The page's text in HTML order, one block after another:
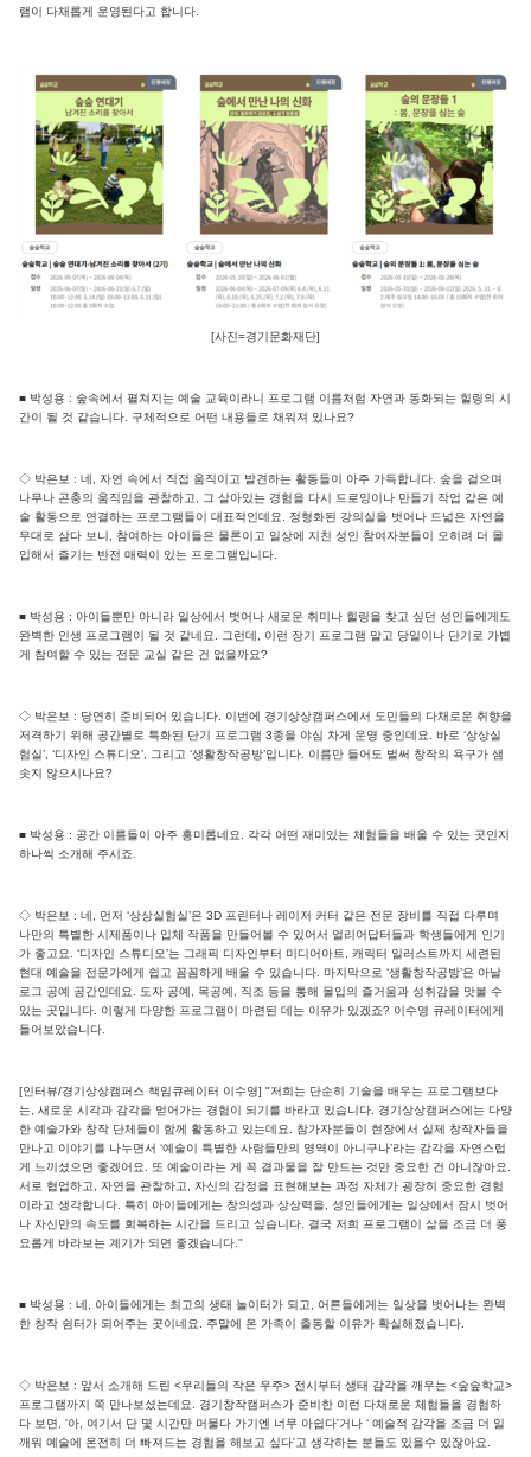
램이 다채롭게 운영된다고 합니다.
[사진=경기문화재단]
■ 박성용 : 숲속에서 펼쳐지는 예술 교육이라니 프로그램 이름처럼 자연과 동화되는 힐링의 시
간이 될 것 같습니다. 구체적으로 어떤 내용들로 채워져 있나요?
◇ 박은보 : 네, 자연 속에서 직접 움직이고 발견하는 활동들이 아주 가득합니다. 숲을 걸으며
나무나 곤충의 움직임을 관찰하고, 그 살아있는 경험을 다시 드로잉이나 만들기 작업 같은 예
술 활동으로 연결하는 프로그램들이 대표적인데요. 정형화된 강의실을 벗어나 드넓은 자연을
무대로 삼다 보니, 참여하는 아이들은 물론이고 일상에 지친 성인 참여자분들이 오히려 더 몰
입해서 즐기는 반전 매력이 있는 프로그램입니다.
■ 박성용 : 아이들뿐만 아니라 일상에서 벗어나 새로운 취미나 힐링을 찾고 싶던 성인들에게도
완벽한 인생 프로그램이 될 것 같네요. 그런데, 이런 장기 프로그램 말고 당일이나 단기로 가볍
게 참여할 수 있는 전문 교실 같은 건 없을까요?
◇ 박은보 : 당연히 준비되어 있습니다. 이번에 경기상상캠퍼스에서 도민들의 다채로운 취향을
저격하기 위해 공간별로 특화된 단기 프로그램 3종을 야심 차게 운영 중인데요. 바로 ‘상상실
험실’, ‘디자인 스튜디오’, 그리고 ‘생활창작공방’입니다. 이름만 들어도 벌써 창작의 욕구가 샘
솟지 않으시나요?
■ 박성용 : 공간 이름들이 아주 흥미롭네요. 각각 어떤 재미있는 체험들을 배울 수 있는 곳인지
하나씩 소개해 주시죠.
◇ 박은보 : 네, 먼저 ‘상상실험실’은 3D 프린터나 레이저 커터 같은 전문 장비를 직접 다루며
나만의 특별한 시제품이나 입체 작품을 만들어볼 수 있어서 얼리어답터들과 학생들에게 인기
가 좋고요. ‘디자인 스튜디오’는 그래픽 디자인부터 미디어아트, 캐릭터 일러스트까지 세련된
현대 예술을 전문가에게 쉽고 꼼꼼하게 배울 수 있습니다. 마지막으로 ‘생활창작공방’은 아날
로그 공예 공간인데요. 도자 공예, 목공예, 직조 등을 통해 몰입의 즐거움과 성취감을 맛볼 수
있는 곳입니다. 이렇게 다양한 프로그램이 마련된 데는 이유가 있겠죠? 이수영 큐레이터에게
들어보았습니다.
[인터뷰/경기상상캠퍼스 책임큐레이터 이수영] "저희는 단순히 기술을 배우는 프로그램보다
는, 새로운 시각과 감각을 얻어가는 경험이 되기를 바라고 있습니다. 경기상상캠퍼스에는 다양
한 예술가와 창작 단체들이 함께 활동하고 있는데요. 참가자분들이 현장에서 실제 창작자들을
만나고 이야기를 나누면서 ‘예술이 특별한 사람들만의 영역이 아니구나’라는 감각을 자연스럽
게 느끼셨으면 좋겠어요. 또 예술이라는 게 꼭 결과물을 잘 만드는 것만 중요한 건 아니잖아요.
서로 협업하고, 자연을 관찰하고, 자신의 감정을 표현해보는 과정 자체가 굉장히 중요한 경험
이라고 생각합니다. 특히 아이들에게는 창의성과 상상력을, 성인들에게는 일상에서 잠시 벗어
나 자신만의 속도를 회복하는 시간을 드리고 싶습니다. 결국 저희 프로그램이 삶을 조금 더 풍
요롭게 바라보는 계기가 되면 좋겠습니다."
■ 박성용 : 네, 아이들에게는 최고의 생태 놀이터가 되고, 어른들에게는 일상을 벗어나는 완벽
한 창작 쉼터가 되어주는 곳이네요. 주말에 온 가족이 출동할 이유가 확실해졌습니다.
◇ 박은보 : 앞서 소개해 드린 <우리들의 작은 우주> 전시부터 생태 감각을 깨우는 <숲숲학교>
프로그램까지 쭉 만나보셨는데요. 경기창작캠퍼스가 준비한 이런 다채로운 체험들을 경험하
다 보면, '아, 여기서 단 몇 시간만 머물다 가기엔 너무 아쉽다'거나 ‘ 예술적 감각을 조금 더 일
깨워 예술에 온전히 더 빠져드는 경험을 해보고 싶다'고 생각하는 분들도 있을수 있잖아요.